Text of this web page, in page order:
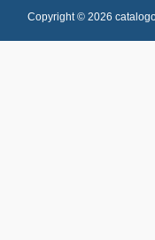
Copyright © 2026